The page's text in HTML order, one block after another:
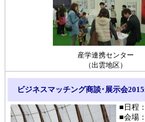
産学連携センター
（出雲地区）
ビジネスマッチング商談･展示会
■日程
■会場